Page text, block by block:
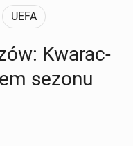
UEFA
Kwa­rac­
sezonu